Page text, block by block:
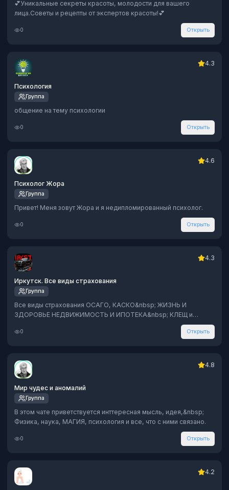
💕Уникальные секреты красоты, молодости для вашего
лица.Советы и рецепты от экспертов красоты!💕
0 Открыть
4.3
Психология
Группа
общение на тему психологии
0 Открыть
4.6
Психолог Жора
Группа
Привет! Меня зовут Жора и я недипломированный психолог.
0 Открыть
4.3
Иркутск. Все виды страхования
Группа
Все виды страхования ОСАГО, КАСКО&nbsp; ЖИЗНЬ И
ЗДОРОВЬЕ НЕДВИЖИМОСТЬ И ИПОТЕКА&nbsp; КЛЕЩ и
0 Открыть
4.8
Мир чудес и аномалий
Группа
В этом чате приветствуется инттересная мысль, идея,&nbsp;
Физика, наука, МАГИЯ, психология и все, что с ними связано.
0 Открыть
4.2